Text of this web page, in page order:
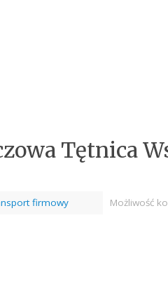
Tętnica
firmowy Możliwość